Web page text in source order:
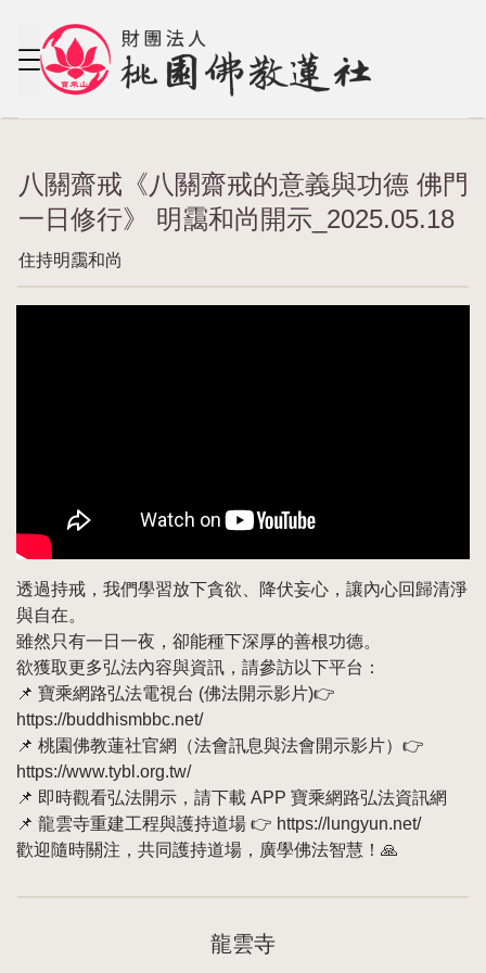
八關齋戒《八關齋戒的意義與功德 佛門
一日修行》 明靄和尚開示_2025.05.18
住持明靄和尚
透過持戒，我們學習放下貪欲、降伏妄心，讓內心回歸清淨
與自在。
雖然只有一日一夜，卻能種下深厚的善根功德。
欲獲取更多弘法內容與資訊，請參訪以下平台：
📌 寶乘網路弘法電視台 (佛法開示影片)👉
https://buddhismbbc.net/
📌 桃園佛教蓮社官網（法會訊息與法會開示影片）👉
https://www.tybl.org.tw/
📌 即時觀看弘法開示，請下載 APP 寶乘網路弘法資訊網
📌 龍雲寺重建工程與護持道場 👉 https://lungyun.net/
歡迎隨時關注，共同護持道場，廣學佛法智慧！🙏
龍雲寺